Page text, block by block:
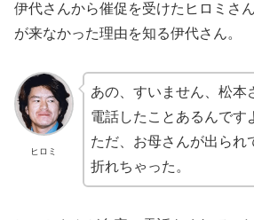
伊代さんから催促を受けたヒロミさ
が来なかった理由を知る伊代さん。
ヒロミ
あの、すいません、松本
電話したことあるんです
ただ、お母さんが出られ
折れちゃった。